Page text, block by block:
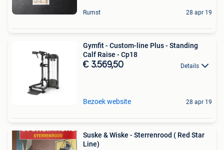
Rumst 28 apr 19
Gymfit - Custom-line Plus - Standing
Calf Raise - Cp18
€ 3.569,50 Details
Bezoek website 28 apr 19
Suske & Wiske - Sterrenrood ( Red Star
Line)